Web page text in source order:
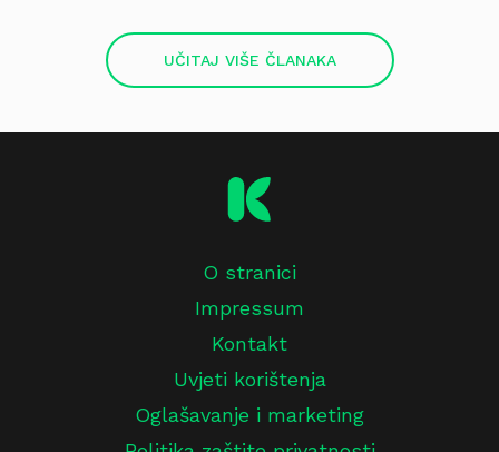
UČITAJ VIŠE ČLANAKA
O stranici
Impressum
Kontakt
Uvjeti korištenja
Oglašavanje i marketing